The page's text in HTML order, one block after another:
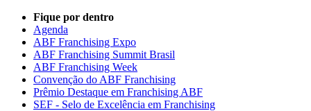
Fique por dentro
Agenda
ABF Franchising Expo
ABF Franchising Summit Brasil
ABF Franchising Week
Convenção do ABF Franchising
Prêmio Destaque em Franchising ABF
SEF - Selo de Excelência em Franchising